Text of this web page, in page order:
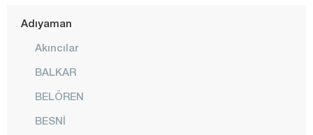
Adıyaman
Akıncılar
BALKAR
BELÖREN
BESNİ